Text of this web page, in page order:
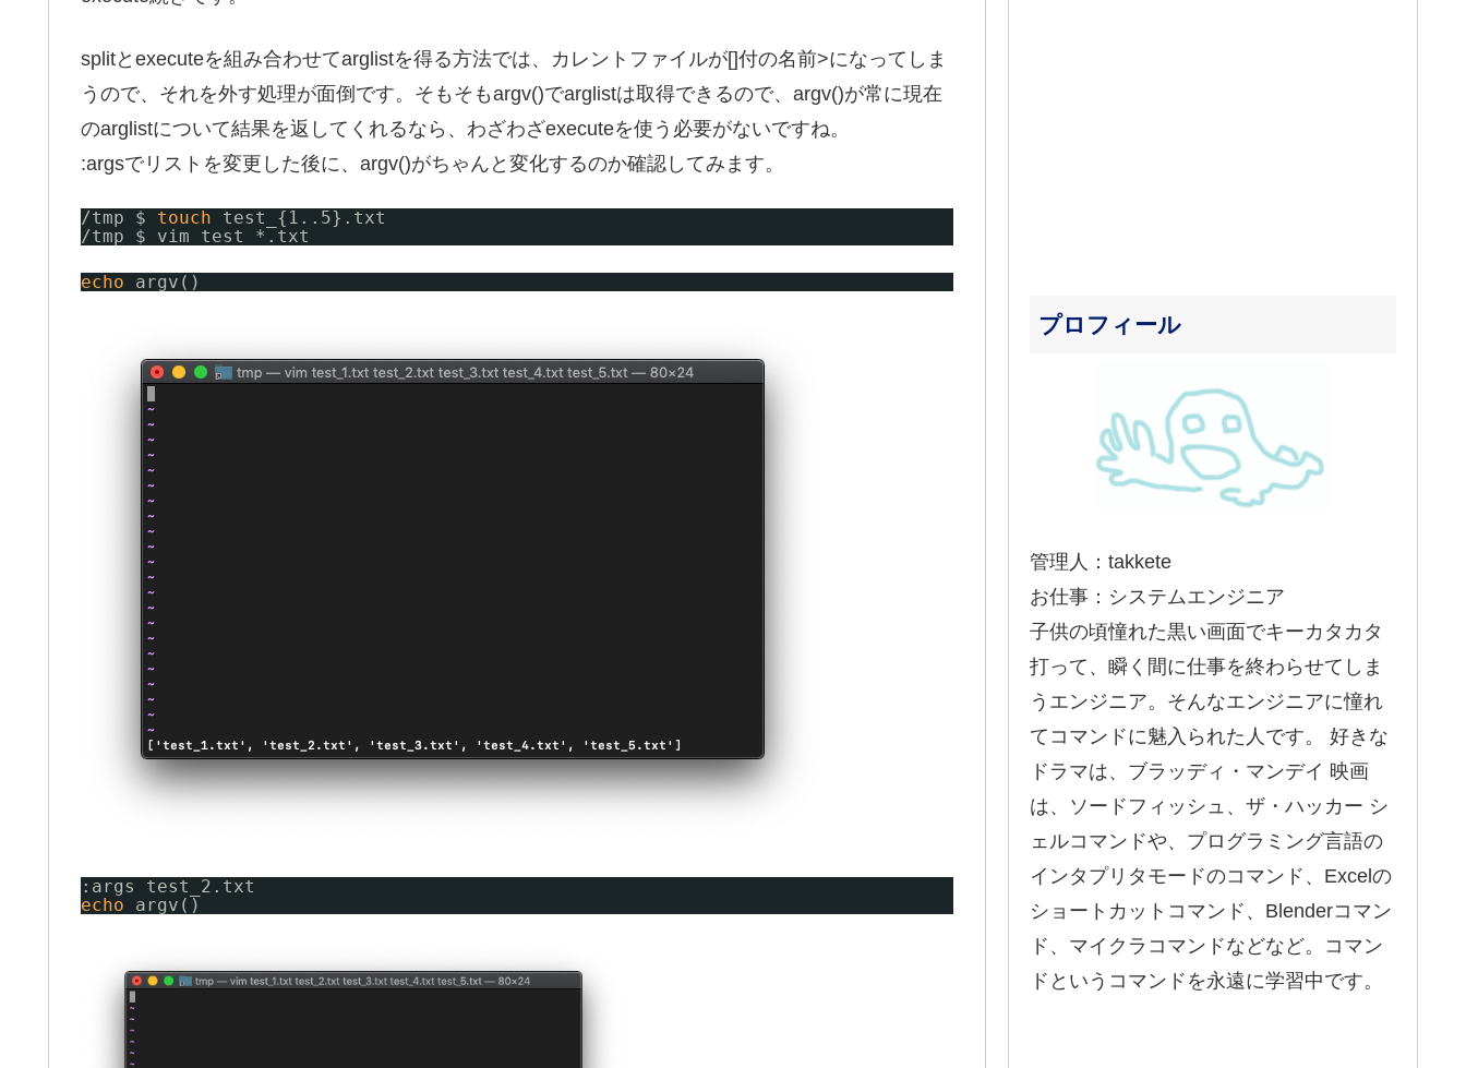
splitとexecuteを組み合わせてarglistを得る方法では、カレントファイルが[]付の名前>になってしま
うので、それを外す処理が面倒です。そもそもargv()でarglistは取得できるので、argv()が常に現在
のarglistについて結果を返してくれるなら、わざわざexecuteを使う必要がないですね。
:argsでリストを変更した後に、argv()がちゃんと変化するのか確認してみます。
/tmp $ touch
test_{1..5}.txt
/tmp
$ vim test_*.txt
echo argv()
:args test_2.txt
echo
argv()
プロフィール
管理人：takkete
お仕事：システムエンジニア
子供の頃憧れた黒い画面でキーカタカタ
打って、瞬く間に仕事を終わらせてしま
うエンジニア。そんなエンジニアに憧れ
てコマンドに魅入られた人です。 好きな
ドラマは、ブラッディ・マンデイ 映画
は、ソードフィッシュ、ザ・ハッカー シ
ェルコマンドや、プログラミング言語の
インタプリタモードのコマンド、Excelの
ショートカットコマンド、Blenderコマン
ド、マイクラコマンドなどなど。コマン
ドというコマンドを永遠に学習中です。